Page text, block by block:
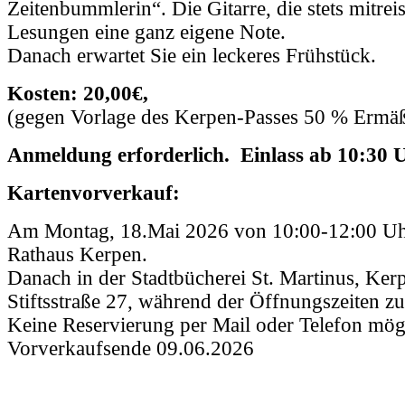
Zeitenbummlerin“. Die Gitarre, die stets
Lesungen eine ganz eigene Note.
Danach erwartet Sie ein leckeres Frühstück.
Kosten: 20,00€,
(gegen Vorlage des Kerpen-Passes 50 %
Anmeldung erforderlich. Einlass ab 10:30
Kartenvorverkauf:
Am Montag, 18.Mai 2026 von 10:00-12:00
Rathaus Kerpen.
Danach in der Stadtbücherei St. Martinus,
Stiftsstraße 27, während der Öffnungszeiten
Keine Reservierung per Mail oder Telefon
Vorverkaufsende 09.06.2026